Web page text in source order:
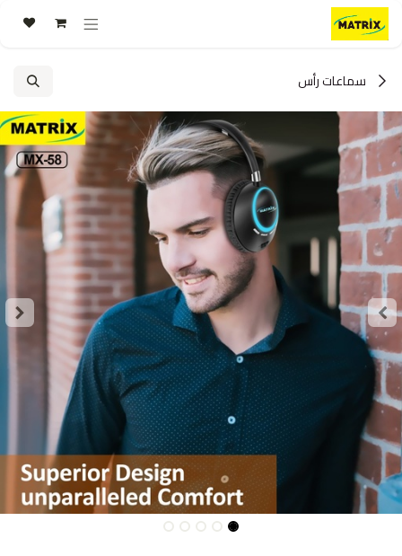
تخطي للذهاب إلى المحتوى
سماعات رأس